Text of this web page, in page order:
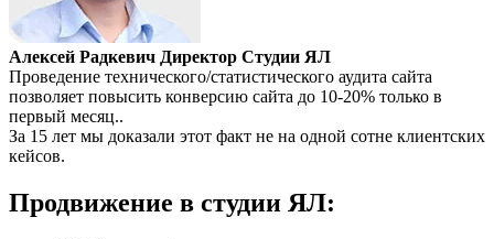
Алексей Радкевич Директор Студии ЯЛ
Проведение технического/статистического аудита сайта
позволяет повысить конверсию сайта до 10-20% только в
первый месяц..
За 15 лет мы доказали этот факт не на одной сотне клиентских
кейсов.
Продвижение в студии ЯЛ: